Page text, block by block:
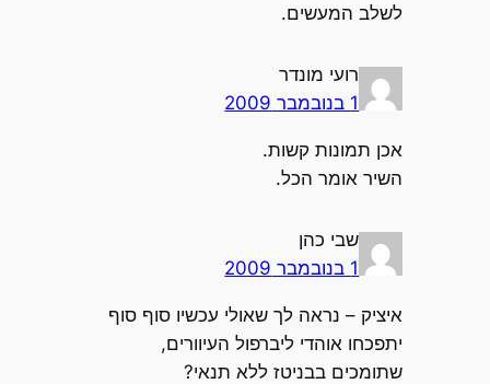
לשלב המעשים.
רועי מונדר
1 בנובמבר 2009
אכן תמונות קשות.
השיר אומר הכל.
שבי כהן
1 בנובמבר 2009
איציק – נראה לך שאולי עכשיו סוף סוף
יתפכחו אוהדי ליברפול העיוורים,
שתומכים בבניטז ללא תנאי?